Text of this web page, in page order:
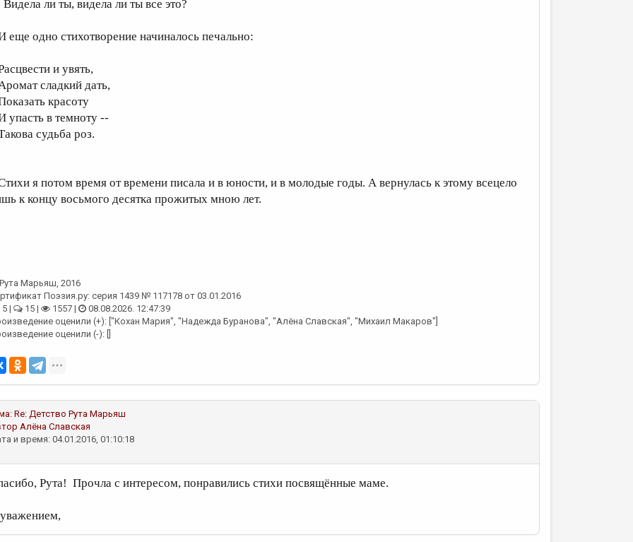
ли ты, видела ли ты все это?
еще одно стихотворение начиналось печально:
и увять,
сладкий дать,
красоту
упасть в темноту --
судьба роз.
я потом время от времени писала и в юности, и в молодые годы. А вернулась к этому всецело
к концу восьмого десятка прожитых мною лет.
Рута Марьяш, 2016
Поэзия.ру: серия 1439 № 117178 от 03.01.2016
5 |
15 | 1557 |
08.08.2026. 12:47:39
оценили (+): ["Кохан Мария", "Надежда Буранова", "Алёна Славская", "Михаил Макаров"]
оценили (-): []
Re: Детство Рута Марьяш
Алёна Славская
и время: 04.01.2016, 01:10:18
Рута! Прочла с интересом, понравились стихи посвящённые маме.